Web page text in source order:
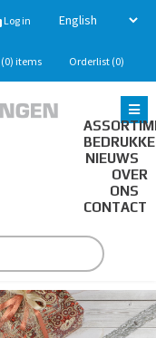
Log in
(0) items Orderlist (0)
NIEUWS
OVER
ONS
CONTACT